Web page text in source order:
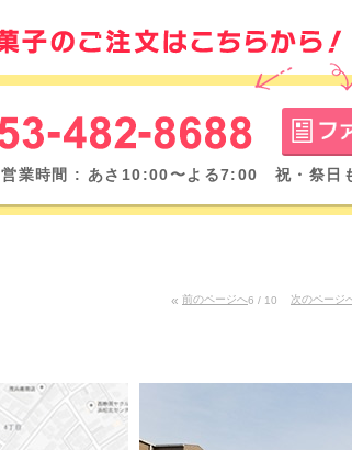
営業時間 : あさ10:00〜よる7:00 祝・祭日も
« 前のページへ6 / 10 次のページ